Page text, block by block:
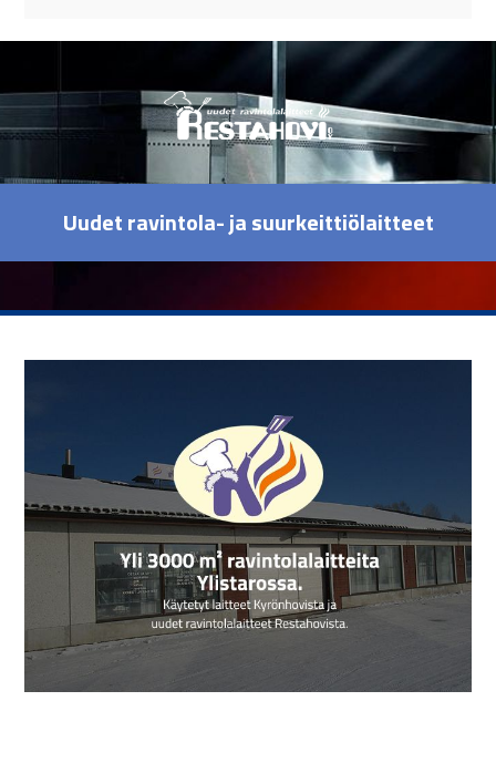
Uudet ravintola- ja suurkeittiölaitteet